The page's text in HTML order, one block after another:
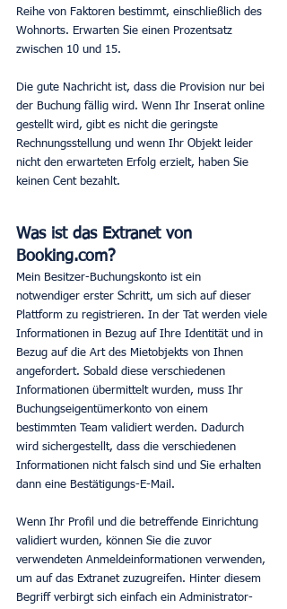
Reihe von Faktoren bestimmt, einschließlich des
Wohnorts. Erwarten Sie einen Prozentsatz
zwischen 10 und 15.
Die gute Nachricht ist, dass die Provision nur bei
der Buchung fällig wird. Wenn Ihr Inserat online
gestellt wird, gibt es nicht die geringste
Rechnungsstellung und wenn Ihr Objekt leider
nicht den erwarteten Erfolg erzielt, haben Sie
keinen Cent bezahlt.
Was ist das Extranet von
Booking.com?
Mein Besitzer-Buchungskonto ist ein
notwendiger erster Schritt, um sich auf dieser
Plattform zu registrieren. In der Tat werden viele
Informationen in Bezug auf Ihre Identität und in
Bezug auf die Art des Mietobjekts von Ihnen
angefordert. Sobald diese verschiedenen
Informationen übermittelt wurden, muss Ihr
Buchungseigentümerkonto von einem
bestimmten Team validiert werden. Dadurch
wird sichergestellt, dass die verschiedenen
Informationen nicht falsch sind und Sie erhalten
dann eine Bestätigungs-E-Mail.
Wenn Ihr Profil und die betreffende Einrichtung
validiert wurden, können Sie die zuvor
verwendeten Anmeldeinformationen verwenden,
um auf das Extranet zuzugreifen. Hinter diesem
Begriff verbirgt sich einfach ein Administrator-